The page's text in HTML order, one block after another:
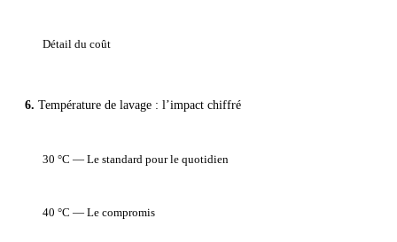
Détail du coût
Température de lavage : l’impact chiffré
30 °C — Le standard pour le quotidien
40 °C — Le compromis